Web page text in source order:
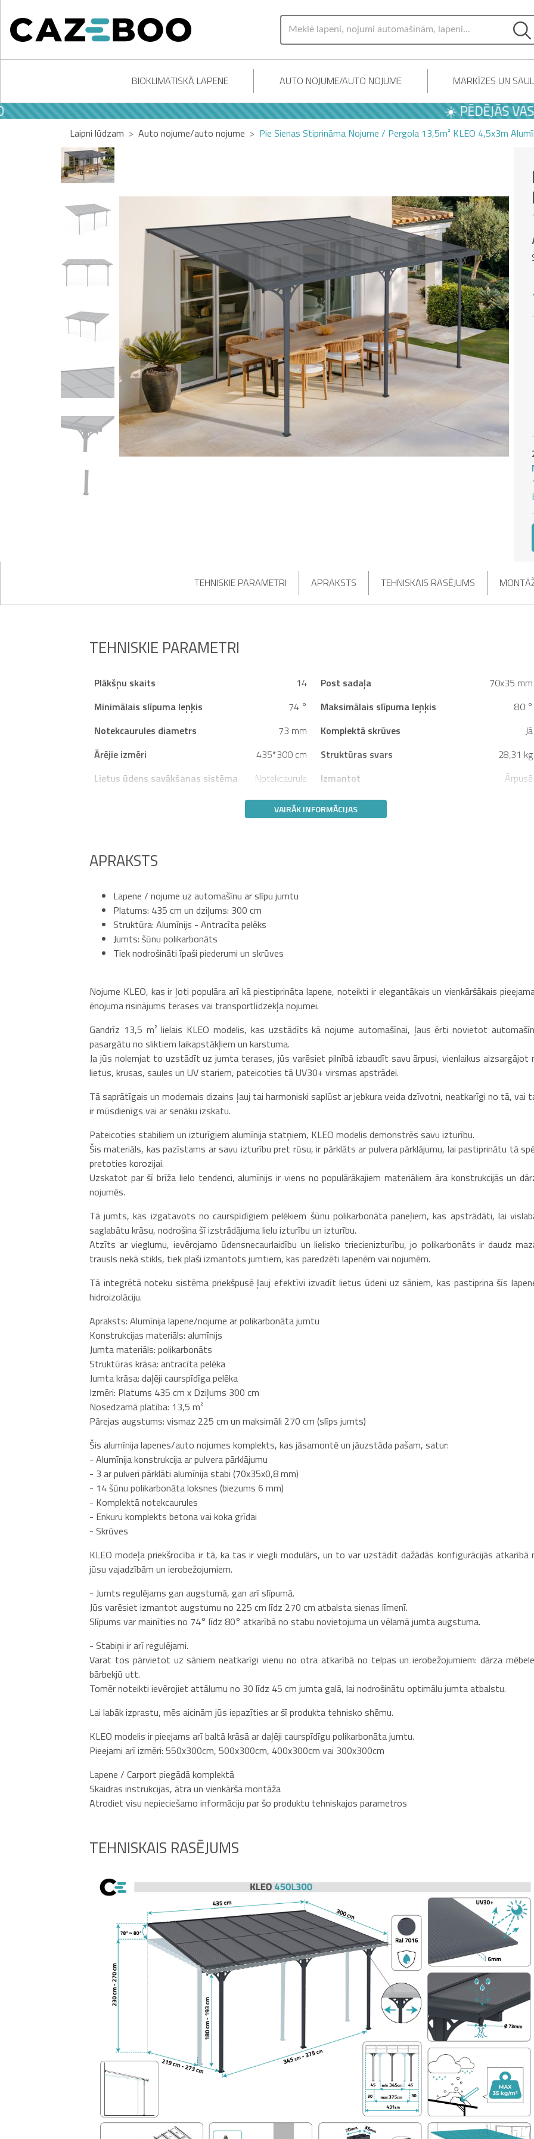
BIOKLIMATISKĀ LAPENE AUTO NOJUME/AUTO NOJUME MARKĪZES UN
☀️ PĒDĒJĀS VASARAS
Laipni lūdzam Auto nojume/auto nojume Pie Sienas Stiprināma Nojume / Pergola 13,5m² KLEO 4,5x3m
TEHNISKIE PARAMETRI APRAKSTS TEHNISKAIS RASĒJUMS
TEHNISKIE PARAMETRI
Plākšņu skaits 14 Post sadaļa
70x35 mm
Minimālais slīpuma leņķis
74 ° Maksimālais slīpuma leņķis
80 °
Notekcaurules diametrs
73 mm Komplektā skrūves
Jā
Ārējie izmēri
435*300 cm Struktūras svars
28,31 kg
Lietus ūdens savākšanas sistēma
Notekcaurule Izmantot Ārpusē
VAIRĀK INFORMĀCIJAS
APRAKSTS
Lapene / nojume uz automašīnu ar slīpu jumtu
Platums: 435 cm un dziļums: 300 cm
Struktūra: Alumīnijs - Antracīta pelēks
Jumts: šūnu polikarbonāts
Tiek nodrošināti īpaši piederumi un skrūves
Nojume KLEO, kas ir ļoti populāra arī kā piestiprināta lapene, noteikti ir elegantākais un vienkāršākais
ēnojuma risinājums terases vai transportlīdzekļa nojumei.
Gandrīz 13,5 m² lielais KLEO modelis, kas uzstādīts kā nojume automašīnai, ļaus ērti novietot
pasargātu no sliktiem laikapstākļiem un karstuma.
Ja jūs nolemjat to uzstādīt uz jumta terases, jūs varēsiet pilnībā izbaudīt savu ārpusi, vienlaikus aizsargājot
lietus, krusas, saules un UV stariem, pateicoties tā UV30+ virsmas apstrādei.
Tā saprātīgais un modernais dizains ļauj tai harmoniski saplūst ar jebkura veida dzīvotni, neatkarīgi no tā, vai
ir mūsdienīgs vai ar senāku izskatu.
Pateicoties stabiliem un izturīgiem alumīnija statņiem, KLEO modelis demonstrēs savu izturību.
Šis materiāls, kas pazīstams ar savu izturību pret rūsu, ir pārklāts ar pulvera pārklājumu, lai pastiprinātu tā
pretoties korozijai.
Uzskatot par šī brīža lielo tendenci, alumīnijs ir viens no populārākajiem materiāliem āra konstrukcijās un
nojumēs.
Tā jumts, kas izgatavots no caurspīdīgiem pelēkiem šūnu polikarbonāta paneļiem, kas apstrādāti, lai
saglabātu krāsu, nodrošina šī izstrādājuma lielu izturību un izturību.
Atzīts ar vieglumu, ievērojamo ūdensnecaurlaidību un lielisko triecienizturību, jo polikarbonāts ir daudz
trausls nekā stikls, tiek plaši izmantots jumtiem, kas paredzēti lapenēm vai nojumēm.
Tā integrētā noteku sistēma priekšpusē ļauj efektīvi izvadīt lietus ūdeni uz sāniem, kas pastiprina šīs
hidroizolāciju.
Apraksts: Alumīnija lapene/nojume ar polikarbonāta jumtu
Konstrukcijas materiāls: alumīnijs
Jumta materiāls: polikarbonāts
Struktūras krāsa: antracīta pelēka
Jumta krāsa: daļēji caurspīdīga pelēka
Izmēri: Platums 435 cm x Dziļums 300 cm
Nosedzamā platība: 13,5 m²
Pārejas augstums: vismaz 225 cm un maksimāli 270 cm (slīps jumts)
Šis alumīnija lapenes/auto nojumes komplekts, kas jāsamontē un jāuzstāda pašam, satur:
- Alumīnija konstrukcija ar pulvera pārklājumu
- 3 ar pulveri pārklāti alumīnija stabi (70x35x0,8 mm)
- 14 šūnu polikarbonāta loksnes (biezums 6 mm)
- Komplektā notekcaurules
- Enkuru komplekts betona vai koka grīdai
- Skrūves
KLEO modeļa priekšrocība ir tā, ka tas ir viegli modulārs, un to var uzstādīt dažādās konfigurācijās atkarībā
jūsu vajadzībām un ierobežojumiem.
- Jumts regulējams gan augstumā, gan arī slīpumā.
Jūs varēsiet izmantot augstumu no 225 cm līdz 270 cm atbalsta sienas līmenī.
Slīpums var mainīties no 74° līdz 80° atkarībā no stabu novietojuma un vēlamā jumta augstuma.
- Stabiņi ir arī regulējami.
Varat tos pārvietot uz sāniem neatkarīgi vienu no otra atkarībā no telpas un ierobežojumiem: dārza
bārbekjū utt.
Tomēr noteikti ievērojiet attālumu no 30 līdz 45 cm jumta galā, lai nodrošinātu optimālu jumta atbalstu.
Lai labāk izprastu, mēs aicinām jūs iepazīties ar šī produkta tehnisko shēmu.
KLEO modelis ir pieejams arī baltā krāsā ar daļēji caurspīdīgu polikarbonāta jumtu.
Pieejami arī izmēri: 550x300cm, 500x300cm, 400x300cm vai 300x300cm
Lapene / Carport piegādā komplektā
Skaidras instrukcijas, ātra un vienkārša montāža
Atrodiet visu nepieciešamo informāciju par šo produktu tehniskajos parametros
TEHNISKAIS RASĒJUMS